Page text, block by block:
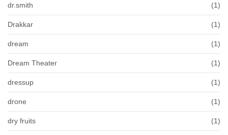
dr.smith (1)
Drakkar (1)
dream (1)
Dream Theater (1)
dressup (1)
drone (1)
dry fruits (1)